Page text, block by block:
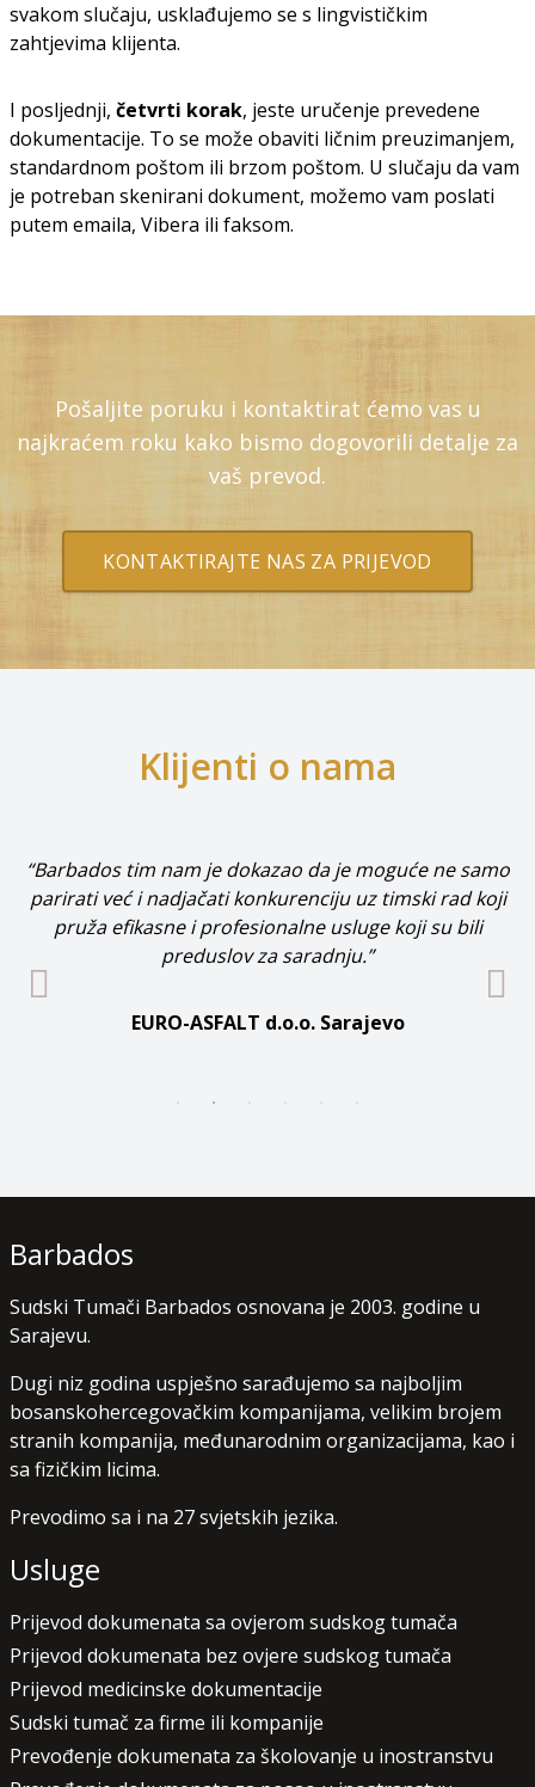
svakom slučaju, usklađujemo se s lingvističkim
zahtjevima klijenta.
I posljednji, četvrti korak, jeste uručenje prevedene
dokumentacije. To se može obaviti ličnim preuzimanjem,
standardnom poštom ili brzom poštom. U slučaju da vam
je potreban skenirani dokument, možemo vam poslati
putem emaila, Vibera ili faksom.
Pošaljite poruku i kontaktirat ćemo vas u
najkraćem roku kako bismo dogovorili detalje za
vaš prevod.
KONTAKTIRAJTE NAS ZA PRIJEVOD
Klijenti o nama
“Barbados tim nam je dokazao da je moguće ne samo
parirati već i nadjačati konkurenciju uz timski rad koji
pruža efikasne i profesionalne usluge koji su bili
preduslov za saradnju.”
EURO-ASFALT d.o.o. Sarajevo
Barbados
Sudski Tumači Barbados osnovana je 2003. godine u
Sarajevu.
Dugi niz godina uspješno sarađujemo sa najboljim
bosanskohercegovačkim kompanijama, velikim brojem
stranih kompanija, međunarodnim organizacijama, kao i
sa fizičkim licima.
Prevodimo sa i na 27 svjetskih jezika.
Usluge
Prijevod dokumenata sa ovjerom sudskog tumača
Prijevod dokumenata bez ovjere sudskog tumača
Prijevod medicinske dokumentacije
Sudski tumač za firme ili kompanije
Prevođenje dokumenata za školovanje u inostranstvu